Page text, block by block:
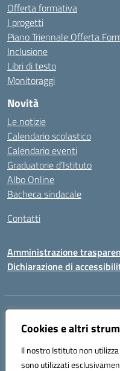
Cookies e altri
Il nostro Istituto non
sono utilizzati
Offerta formativa
I progetti
Piano Triennale Offerta
Inclusione
Libri di testo
Monitoraggi
Novità
Le notizie
Calendario scolastico
Calendario eventi
Graduatorie d’Istituto
Albo Online
Bacheca sindacale
Contatti
Amministrazione
Dichiarazione di
Indirizzo:
Centralino:0823944017
Codice fiscale: 82000440618